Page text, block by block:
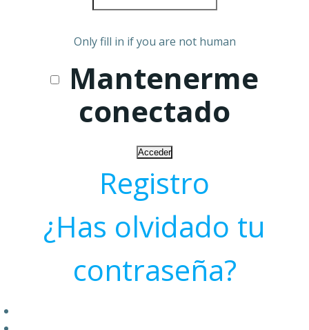
Only fill in if you are not human
Mantenerme
conectado
Registro
¿Has olvidado tu
contraseña?